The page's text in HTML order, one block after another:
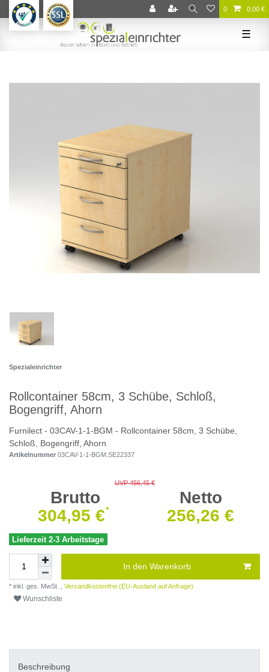
0 0,00 €
☰
Spezialeinrichter
Rollcontainer 58cm, 3 Schübe, Schloß,
Bogengriff, Ahorn
Furnilect - 03CAV-1-1-BGM - Rollcontainer 58cm, 3 Schübe,
Schloß, Bogengriff, Ahorn
Artikelnummer 03CAV-1-1-BGM.SE22337
UVP 456,45 €
Brutto
Netto
304,95 €
* 256,26 €
Lieferzeit 2-3 Arbeitstage
In den Warenkorb
* inkl. ges. MwSt. , Versandkostenfrei (EU-Ausland auf Anfrage)
Wunschliste
Beschreibung